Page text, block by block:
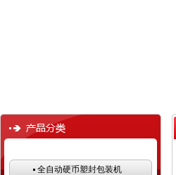
全自动硬币塑封包装机